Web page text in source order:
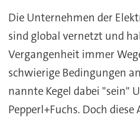
Die Unternehmen der
sind global vernetzt und
Vergangenheit immer
schwierige Bedingungen
nannte Kegel dabei "sein"
Pepperl+Fuchs. Doch